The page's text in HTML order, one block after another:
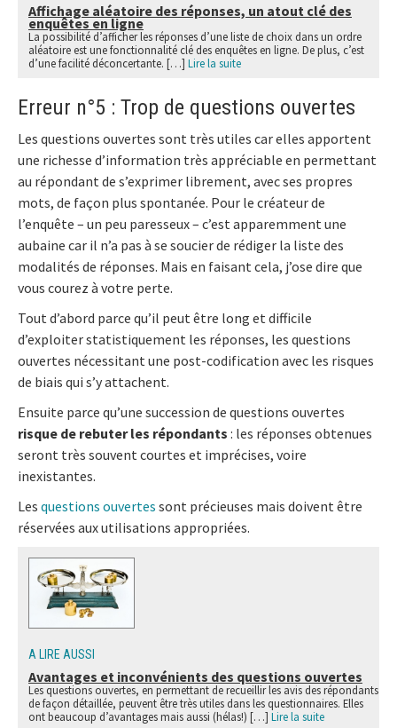
Affichage aléatoire des réponses, un atout clé des
enquêtes en ligne
La possibilité d’afficher les réponses d’une liste de choix dans un ordre
aléatoire est une fonctionnalité clé des enquêtes en ligne. De plus, c’est
d’une facilité déconcertante. […] Lire la suite
Erreur n°5 : Trop de questions ouvertes
Les questions ouvertes sont très utiles car elles apportent
une richesse d’information très appréciable en permettant
au répondant de s’exprimer librement, avec ses propres
mots, de façon plus spontanée. Pour le créateur de
l’enquête – un peu paresseux – c’est apparemment une
aubaine car il n’a pas à se soucier de rédiger la liste des
modalités de réponses. Mais en faisant cela, j’ose dire que
vous courez à votre perte.
Tout d’abord parce qu’il peut être long et difficile
d’exploiter statistiquement les réponses, les questions
ouvertes nécessitant une post-codification avec les risques
de biais qui s’y attachent.
Ensuite parce qu’une succession de questions ouvertes
risque de rebuter les répondants : les réponses obtenues
seront très souvent courtes et imprécises, voire
inexistantes.
Les questions ouvertes sont précieuses mais doivent être
réservées aux utilisations appropriées.
A LIRE AUSSI
Avantages et inconvénients des questions ouvertes
Les questions ouvertes, en permettant de recueillir les avis des répondants
de façon détaillée, peuvent être très utiles dans les questionnaires. Elles
ont beaucoup d’avantages mais aussi (hélas!) […] Lire la suite